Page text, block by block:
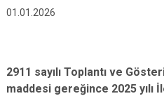
Felahiye
Kocasinan
01.01.2026
2911 sayılı Toplantı ve
maddesi gereğince 2025 yılı